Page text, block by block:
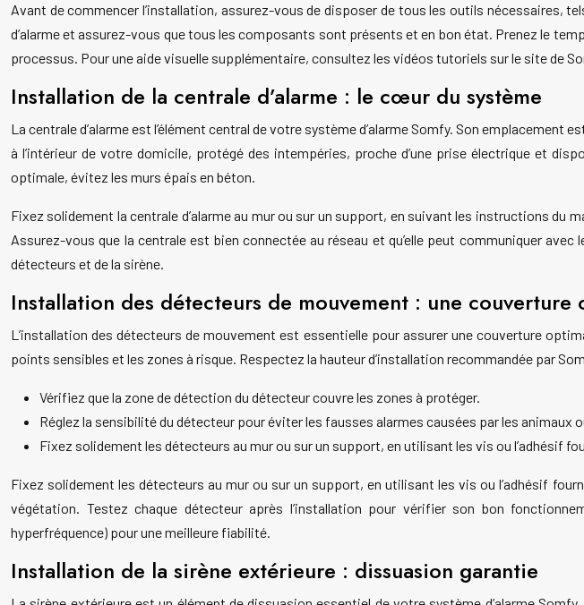
Avant de commencer l’installation, assurez-vous de disposer de tous les outils nécessaires,
d’alarme et assurez-vous que tous les composants sont présents et en bon état. Prenez le
processus. Pour une aide visuelle supplémentaire, consultez les vidéos tutoriels sur le site de
Installation de la centrale d’alarme : le cœur du système
La centrale d’alarme est l’élément central de votre système d’alarme Somfy. Son
à l’intérieur de votre domicile, protégé des intempéries, proche d’une prise électrique et
optimale, évitez les murs épais en béton.
Fixez solidement la centrale d’alarme au mur ou sur un support, en suivant les instructions du
Assurez-vous que la centrale est bien connectée au réseau et qu’elle peut communiquer
détecteurs et de la sirène.
Installation des détecteurs de mouvement : une couverture
L’installation des détecteurs de mouvement est essentielle pour assurer une couverture
points sensibles et les zones à risque. Respectez la hauteur d’installation recommandée par
Vérifiez que la zone de détection du détecteur couvre les zones à protéger.
Réglez la sensibilité du détecteur pour éviter les fausses alarmes causées par les animaux
Fixez solidement les détecteurs au mur ou sur un support, en utilisant les vis ou l’adhésif
Fixez solidement les détecteurs au mur ou sur un support, en utilisant les vis ou l’adhésif
végétation. Testez chaque détecteur après l’installation pour vérifier son bon
hyperfréquence) pour une meilleure fiabilité.
Installation de la sirène extérieure : dissuasion garantie